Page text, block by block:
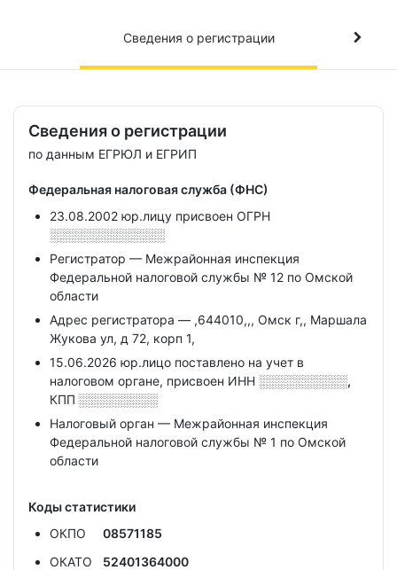
Сведения о регистрации
Сведения о регистрации
по данным ЕГРЮЛ и ЕГРИП
Федеральная налоговая служба (ФНС)
23.08.2002 юр.лицу присвоен ОГРН
░░░░░░░░░░░░░
Регистратор — Межрайонная инспекция
Федеральной налоговой службы № 12 по Омской
области
Адрес регистратора — ,644010,,, Омск г,, Маршала
Жукова ул, д 72, корп 1,
15.06.2026 юр.лицо поставлено на учет в
налоговом органе, присвоен ИНН ░░░░░░░░░░,
КПП ░░░░░░░░░
Налоговый орган — Межрайонная инспекция
Федеральной налоговой службы № 1 по Омской
области
Коды статистики
ОКПО
08571185
ОКАТО
52401364000